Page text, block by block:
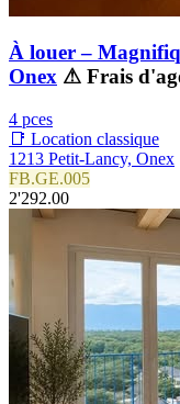
À louer –
Onex ⚠ Frais
4 pces
📑 Location classique
1213 Petit-Lancy, Onex
FB.GE.005
2'292.00